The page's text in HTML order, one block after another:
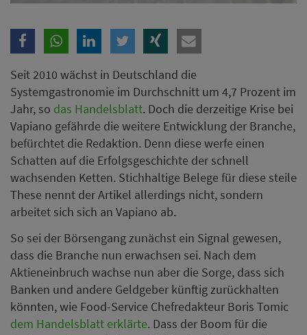
Seit 2010 wächst in Deutschland die
Systemgastronomie im Durchschnitt um 4,7 Prozent im
Jahr, so das Handelsblatt. Doch die derzeitige Krise bei
Vapiano gefährde die weitere Entwicklung der Branche,
befürchtet die Redaktion. Denn diese werfe einen
Schatten auf die Erfolgsgeschichte der schnell
wachsenden Ketten. Stichhaltige Belege für diese steile
These nennt der Artikel allerdings nicht, sondern
arbeitet sich sich an Vapiano ab.
So sei der Börsengang zunächst ein Signal gewesen,
dass die Branche nun erwachsen sei. Nach dem
Aktieneinbruch wachse nun aber die Sorge, dass sich
Banken und andere Geldgeber künftig zurückhalten
könnten, wie Food-Service Chefredakteur Boris Tomic
dem Handelsblatt erklärte. Dass der Boom für die